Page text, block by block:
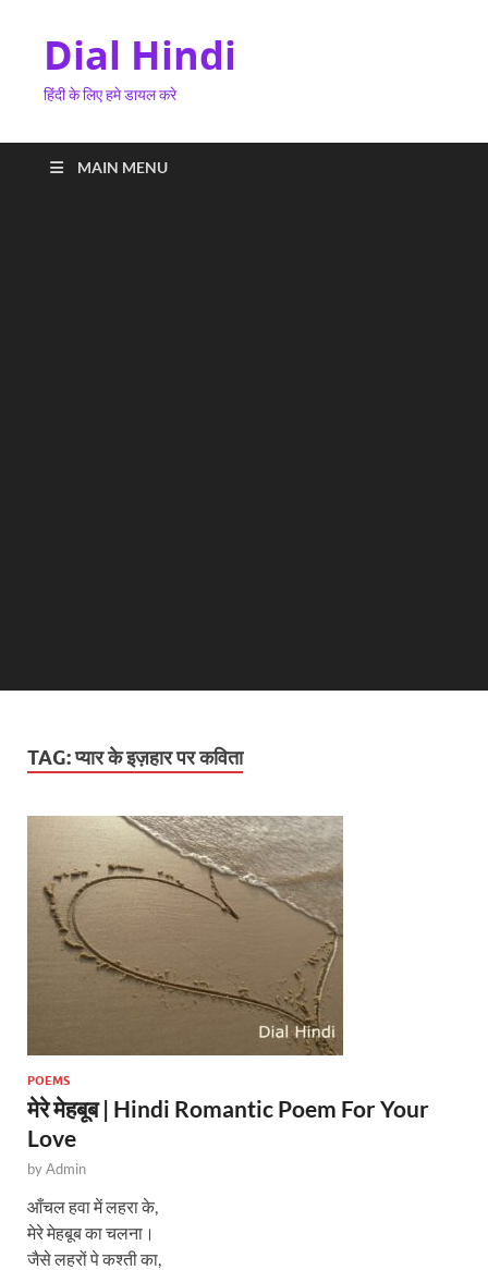
Dial Hindi
हिंदी के लिए हमे डायल करे
MAIN MENU
TAG:प्यार के इज़हार पर कविता
POEMS
मेरे मेहबूब | Hindi Romantic Poem For Your
Love
byAdmin
आँचल हवा में लहरा के,
मेरे मेहबूब का चलना।
जैसे लहरों पे कश्ती का,